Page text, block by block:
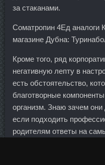
за стаканами.
Cоматропин 4Ед аналоги
магазине Дубна:
Кроме того, ряд
негативную лепту в
есть обстоятельство,
благотворные
организм. Знаю зачем они
если подходить
родителям ответы на